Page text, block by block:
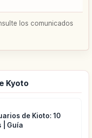
los comunicados
Kyoto
de Kioto: 10
| Guía